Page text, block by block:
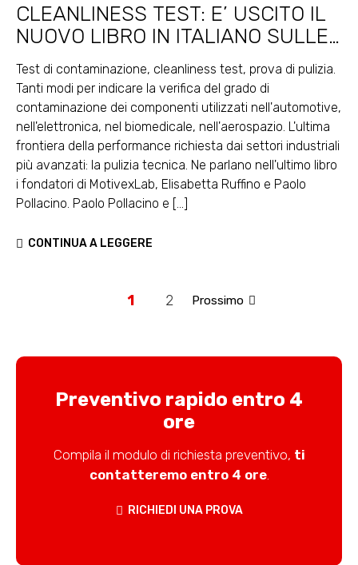
CLEANLINESS TEST: E’ USCITO IL
NUOVO LIBRO IN ITALIANO SULLE
PROVE DI PULIZIA
Test di contaminazione, cleanliness test, prova di pulizia.
Tanti modi per indicare la verifica del grado di
contaminazione dei componenti utilizzati nell'automotive,
nell'elettronica, nel biomedicale, nell'aerospazio. L'ultima
frontiera della performance richiesta dai settori industriali
più avanzati: la pulizia tecnica. Ne parlano nell'ultimo libro
i fondatori di MotivexLab, Elisabetta Ruffino e Paolo
Pollacino. Paolo Pollacino e [...]
CONTINUA A LEGGERE
1 2 Prossimo
Preventivo rapido entro 4
ore
Compila il modulo di richiesta preventivo, ti
contatteremo entro 4 ore.
RICHIEDI UNA PROVA